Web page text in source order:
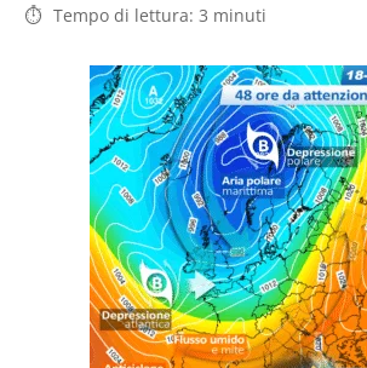
Tempo di lettura: 3 minuti